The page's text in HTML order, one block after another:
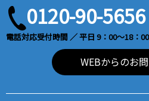
0120-90-5656
電話対応受付時間 ／ 平日 9：00～18：00
WEBからのお